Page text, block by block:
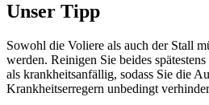
Unser Tipp
Sowohl die Voliere als auch der Stall
werden. Reinigen Sie beides
als krankheitsanfällig, sodass Sie die
Krankheitserregern unbedingt